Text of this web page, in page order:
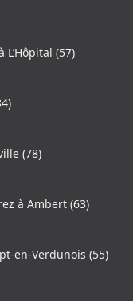
L’Hôpital (57)
(78)
à Ambert (63)
en-Verdunois (55)